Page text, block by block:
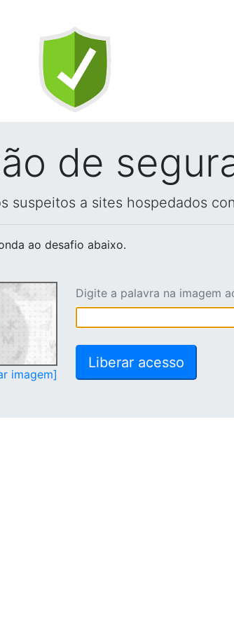
de
suspeitos a sites hospedados
ao desafio abaixo.
imagem]
Digite a palavra na imagem